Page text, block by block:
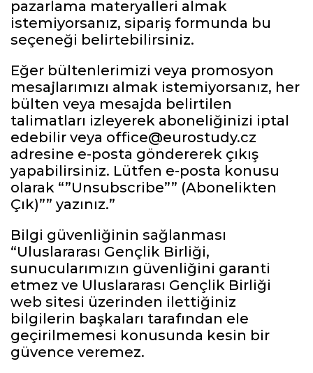
pazarlama materyalleri almak
istemiyorsanız, sipariş formunda bu
seçeneği belirtebilirsiniz.
Eğer bültenlerimizi veya promosyon
mesajlarımızı almak istemiyorsanız, her
bülten veya mesajda belirtilen
talimatları izleyerek aboneliğinizi iptal
edebilir veya office@eurostudy.cz
adresine e-posta göndererek çıkış
yapabilirsiniz. Lütfen e-posta konusu
olarak “”Unsubscribe”” (Abonelikten
Çık)”” yazınız.”
Bilgi güvenliğinin sağlanması
“Uluslararası Gençlik Birliği,
sunucularımızın güvenliğini garanti
etmez ve Uluslararası Gençlik Birliği
web sitesi üzerinden ilettiğiniz
bilgilerin başkaları tarafından ele
geçirilmemesi konusunda kesin bir
güvence veremez.